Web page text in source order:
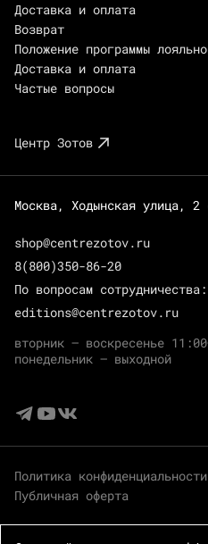
Доставка и оплата
Возврат
Положение программы
Доставка и оплата
Частые вопросы
Центр Зотов
Москва, Ходынская улица, 2
shop@centrezotov.ru
8(800)350-86-20
По вопросам сотрудничества:
editions@centrezotov.ru
вторник — воскресенье
понедельник — выходной
Политика конфиденциальности
Публичная оферта